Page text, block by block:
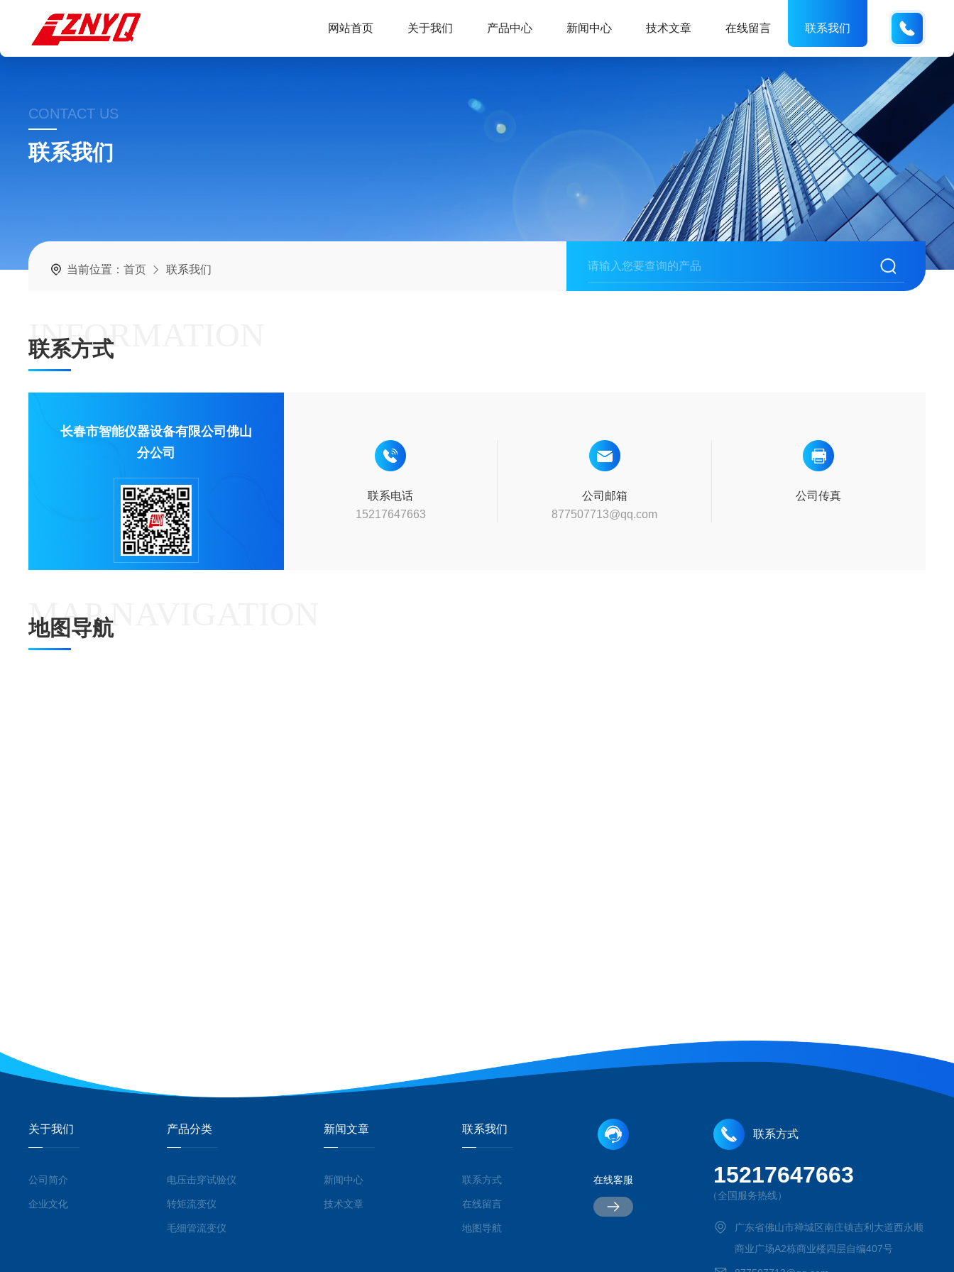
网站首页 关于我们 产品中心 新闻中心 技术文章 在线留言 联系我们
CONTACT US
联系我们
当前位置：首页 联系我们
INFORMATION
联系方式
长春市智能仪器设备有限公司佛山
分公司
联系电话
15217647663
公司邮箱
877507713@qq.com
公司传真
MAP NAVIGATION
地图导航
关于我们
公司简介
企业文化
产品分类
电压击穿试验仪
转矩流变仪
毛细管流变仪
新闻文章
新闻中心
技术文章
联系我们
联系方式
在线留言
地图导航
在线客服
联系方式
15217647663
（全国服务热线）
广东省佛山市禅城区南庄镇吉利大道西永顺
商业广场A2栋商业楼四层自编407号